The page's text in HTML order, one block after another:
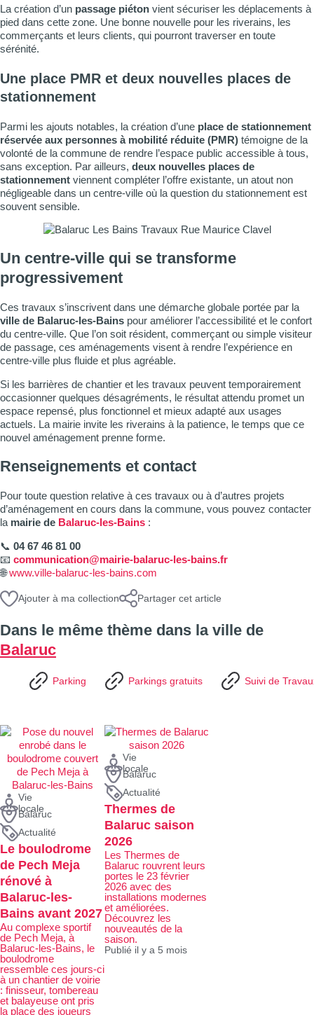
La création d’un passage piéton vient sécuriser les déplacements à
pied dans cette zone. Une bonne nouvelle pour les riverains, les
commerçants et leurs clients, qui pourront traverser en toute
sérénité.
Une place PMR et deux nouvelles places de
stationnement
Parmi les ajouts notables, la création d’une place de stationnement
réservée aux personnes à mobilité réduite (PMR) témoigne de la
volonté de la commune de rendre l’espace public accessible à tous,
sans exception. Par ailleurs, deux nouvelles places de
stationnement viennent compléter l’offre existante, un atout non
négligeable dans un centre-ville où la question du stationnement est
souvent sensible.
Un centre-ville qui se transforme
progressivement
Ces travaux s’inscrivent dans une démarche globale portée par la
ville de Balaruc-les-Bains pour améliorer l’accessibilité et le confort
du centre-ville. Que l’on soit résident, commerçant ou simple visiteur
de passage, ces aménagements visent à rendre l’expérience en
centre-ville plus fluide et plus agréable.
Si les barrières de chantier et les travaux peuvent temporairement
occasionner quelques désagréments, le résultat attendu promet un
espace repensé, plus fonctionnel et mieux adapté aux usages
actuels. La mairie invite les riverains à la patience, le temps que ce
nouvel aménagement prenne forme.
Renseignements et contact
Pour toute question relative à ces travaux ou à d’autres projets
d’aménagement en cours dans la commune, vous pouvez contacter
la mairie de Balaruc-les-Bains :
📞 04 67 46 81 00
📧 communication@mairie-balaruc-les-bains.fr
🌐www.ville-balaruc-les-bains.com
Ajouter à ma collection Partager cet article
Dans le même thème dans la ville de
Balaruc
Parking Parkings gratuits Suivi de
Vie
locale
Balaruc
Actualité
Le boulodrome
de Pech Meja
rénové à
Balaruc-les-
Bains avant 2027
Au complexe sportif
de Pech Meja, à
Balaruc-les-Bains, le
boulodrome
ressemble ces jours-ci
à un chantier de voirie
: finisseur, tombereau
et balayeuse ont pris
la place des joueurs
Vie
locale
Balaruc
Actualité
Thermes de
Balaruc saison
2026
Les Thermes de
Balaruc rouvrent leurs
portes le 23 février
2026 avec des
installations modernes
et améliorées.
Découvrez les
nouveautés de la
saison.
Publié il y a 5 mois